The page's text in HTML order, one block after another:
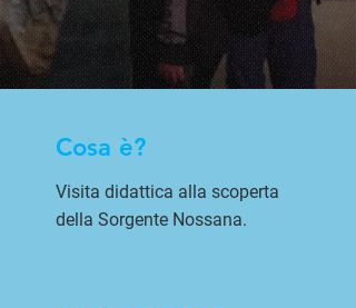
Cosa è?
Visita didattica alla scoperta
della Sorgente Nossana.